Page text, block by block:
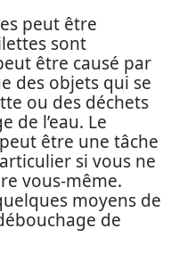
peut être
sont
être causé par
des objets qui se
ou des déchets
de l’eau. Le
être une tâche
si vous ne
vous-même.
moyens de
de